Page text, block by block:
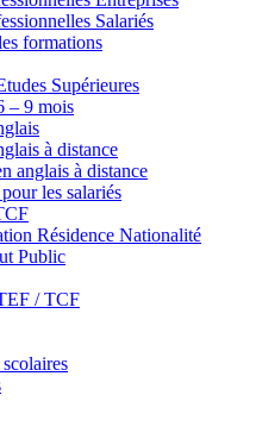
Salariés
formations
Supérieures
– 9 mois
à distance
anglais à distance
les salariés
Résidence Nationalité
Public
/ TCF